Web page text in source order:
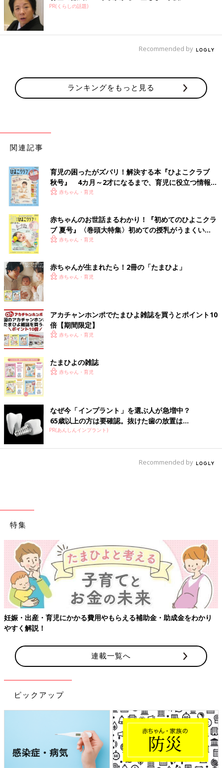
PR(くらしの話題)
Recommended by
ランキングをもっと見る
関連記事
育児の困ったがズバリ！解決する本『ひよこクラブ
秋号』 4カ月～2才になるまで、育児に役立つ情報が
いっぱい！
赤ちゃん・育児
赤ちゃんのお世話まるわかり！『初めてのひよこクラ
ブ 夏号』〈巻頭大特集〉初めての授乳がうまくい
く！ おっぱい・ミルクの基本と夏のトラブル 解決テ
赤ちゃん・育児
赤ちゃんが生まれたら！2冊の「たまひよ」
赤ちゃん・育児
アカチャンホンポでたまひよ雑誌を買うとポイント10
倍【期間限定】
赤ちゃん・育児
たまひよの雑誌
赤ちゃん・育児
なぜ今「インプラント」を選ぶ人が急増中？
65歳以上の方は要確認。抜けた歯の放置は...
PR(あんしんインプラント)
Recommended by
特集
妊娠・出産・育児にかかる費用やもらえる補助金・助成金をわかり
やすく解説！
連載一覧へ
ピックアップ